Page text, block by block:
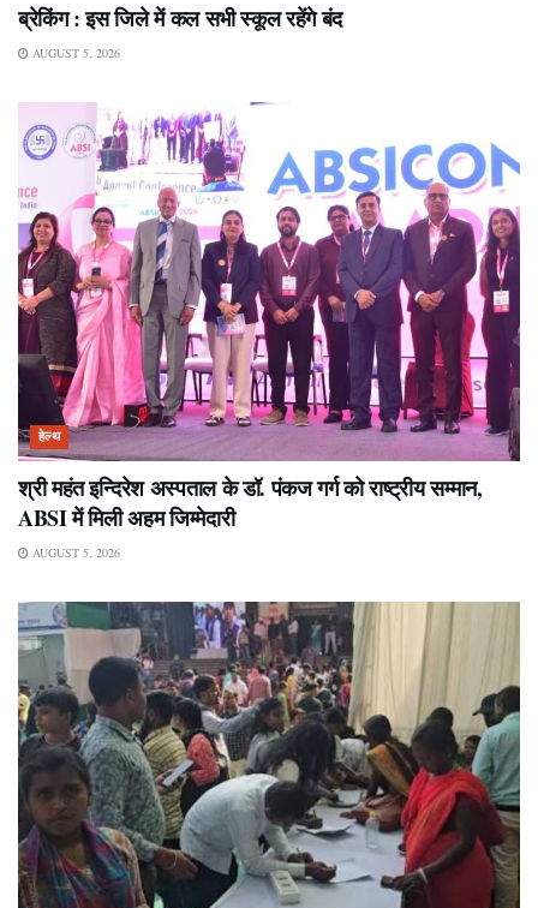
ब्रेकिंग : इस जिले में कल सभी स्कूल रहेंगे बंद
AUGUST 5, 2026
हेल्थ
श्री महंत इन्दिरेश अस्पताल के डॉ. पंकज गर्ग को राष्ट्रीय सम्मान,
ABSI में मिली अहम जिम्मेदारी
AUGUST 5, 2026